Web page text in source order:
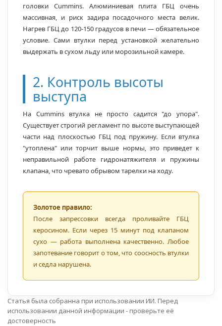
головки Cummins. Алюминиевая плита ГБЦ очень
массивная, и риск задира посадочного места велик.
Нагрев ГБЦ до 120-150 градусов в печи — обязательное
условие. Сами втулки перед установкой желательно
выдержать в сухом льду или морозильной камере.
2. Контроль высоты
выступа
На Cummins втулка не просто садится "до упора".
Существует строгий регламент по высоте выступающей
части над плоскостью ГБЦ под пружину. Если втулка
"утоплена" или торчит выше нормы, это приведет к
неправильной работе гидронатяжителя и пружины
клапана, что чревато обрывом тарелки на ходу.
Золотое правило:
После запрессовки всегда проливайте ГБЦ
керосином. Если через 15 минут под клапаном
сухо — работа выполнена качественно. Любое
запотевание говорит о том, что соосность втулки
и седла нарушена.
Статья была собранна при использовании ИИ. Перед
использовании данной информации - проверьте её
достоверность